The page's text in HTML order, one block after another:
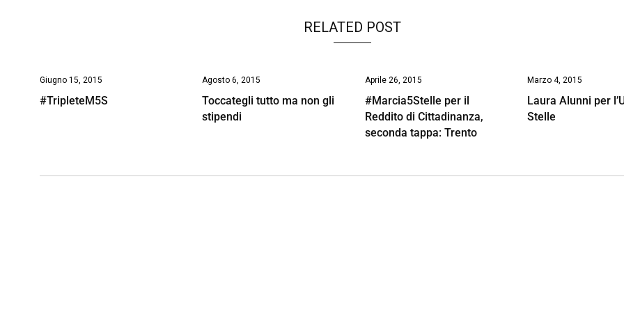
RELATED POST
Giugno 15, 2015
#TripleteM5S
Agosto 6, 2015
Toccategli tutto ma non gli
stipendi
Aprile 26, 2015
#Marcia5Stelle per il
Reddito di Cittadinanza,
seconda tappa: Trento
Marzo 4, 2015
Laura Alunni per
Stelle